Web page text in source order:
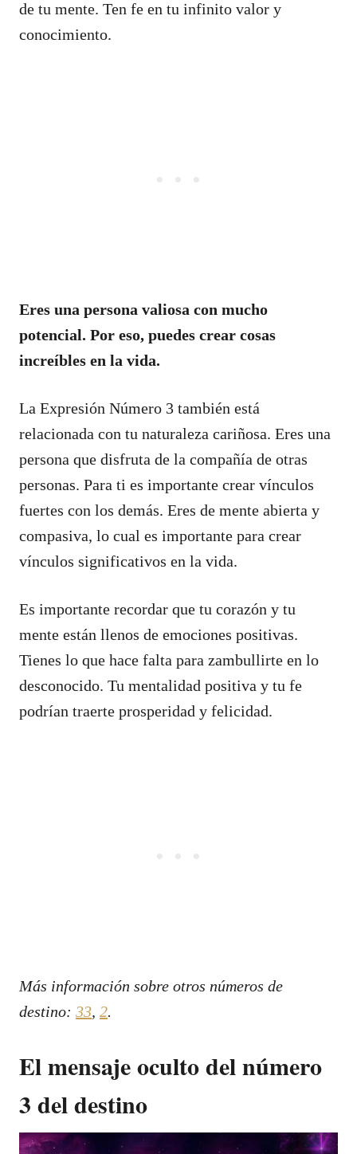
de tu mente. Ten fe en tu infinito valor y
conocimiento.
Eres una persona valiosa con mucho
potencial. Por eso, puedes crear cosas
increíbles en la vida.
La Expresión Número 3 también está
relacionada con tu naturaleza cariñosa. Eres una
persona que disfruta de la compañía de otras
personas. Para ti es importante crear vínculos
fuertes con los demás. Eres de mente abierta y
compasiva, lo cual es importante para crear
vínculos significativos en la vida.
Es importante recordar que tu corazón y tu
mente están llenos de emociones positivas.
Tienes lo que hace falta para zambullirte en lo
desconocido. Tu mentalidad positiva y tu fe
podrían traerte prosperidad y felicidad.
Más información sobre otros números de
destino: 33, 2.
El mensaje oculto del número
3 del destino